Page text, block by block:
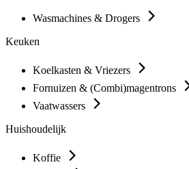
Wasmachines & Drogers
Keuken
Koelkasten & Vriezers
Fornuizen & (Combi)magentrons
Vaatwassers
Huishoudelijk
Koffie